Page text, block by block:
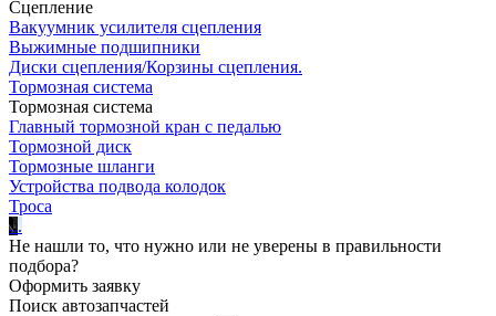
Сцепление
Вакуумник усилителя сцепления
Выжимные подшипники
Диски сцепления/Корзины сцепления.
Тормозная система
Тормозная система
Главный тормозной кран с педалью
Тормозной диск
Тормозные шланги
Устройства подвода колодок
Троса
...
Не нашли то, что нужно или не уверены в правильности
подбора?
Оформить заявку
Поиск автозапчастей